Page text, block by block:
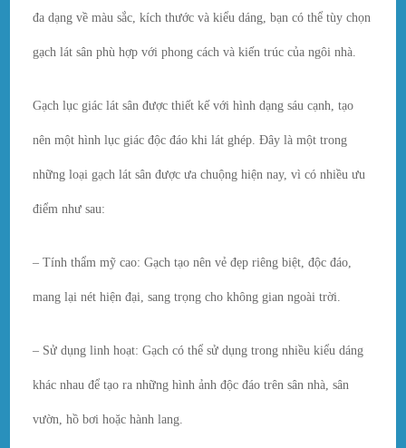
đa dạng về màu sắc, kích thước và kiểu dáng, bạn có thể tùy chọn
gạch lát sân phù hợp với phong cách và kiến trúc của ngôi nhà.
Gạch lục giác lát sân được thiết kế với hình dạng sáu cạnh, tạo
nên một hình lục giác độc đáo khi lát ghép. Đây là một trong
những loại gạch lát sân được ưa chuộng hiện nay, vì có nhiều ưu
điểm như sau:
– Tính thẩm mỹ cao: Gạch tạo nên vẻ đẹp riêng biệt, độc đáo,
mang lại nét hiện đại, sang trọng cho không gian ngoài trời.
– Sử dụng linh hoạt: Gạch có thể sử dụng trong nhiều kiểu dáng
khác nhau để tạo ra những hình ảnh độc đáo trên sân nhà, sân
vườn, hồ bơi hoặc hành lang.